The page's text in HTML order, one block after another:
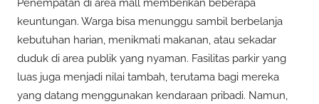
Penempatan di area mall memberikan beberapa
keuntungan. Warga bisa menunggu sambil berbelanja
kebutuhan harian, menikmati makanan, atau sekadar
duduk di area publik yang nyaman. Fasilitas parkir yang
luas juga menjadi nilai tambah, terutama bagi mereka
yang datang menggunakan kendaraan pribadi. Namun,